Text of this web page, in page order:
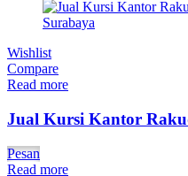
Wishlist
Compare
Read more
Jual Kursi Kantor
Pesan
Read more